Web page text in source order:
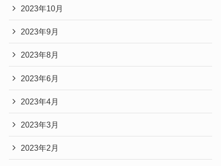
2023年10月
2023年9月
2023年8月
2023年6月
2023年4月
2023年3月
2023年2月